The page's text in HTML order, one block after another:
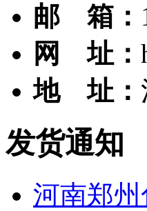
邮 箱：
网 址：
地 址：
发货通知
河南郑